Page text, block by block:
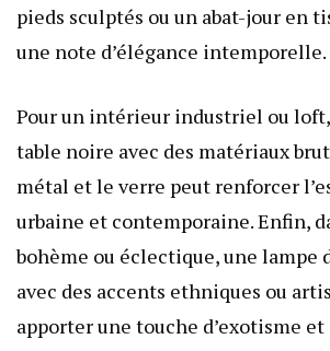
pieds sculptés ou un abat-jour en
une note d’élégance intemporelle.
Pour un intérieur industriel ou
table noire avec des matériaux
métal et le verre peut renforcer
urbaine et contemporaine. Enfin,
bohème ou éclectique, une lampe
avec des accents ethniques ou
apporter une touche d’exotisme et